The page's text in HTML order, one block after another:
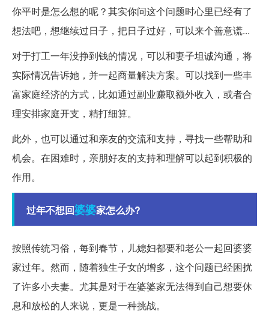
你平时是怎么想的呢？其实你问这个问题时心里已经有了
想法吧，想继续过日子，把日子过好，可以来个善意谎...
对于打工一年没挣到钱的情况，可以和妻子坦诚沟通，将
实际情况告诉她，并一起商量解决方案。可以找到一些丰
富家庭经济的方式，比如通过副业赚取额外收入，或者合
理安排家庭开支，精打细算。
此外，也可以通过和亲友的交流和支持，寻找一些帮助和
机会。在困难时，亲朋好友的支持和理解可以起到积极的
作用。
过年不想回婆婆家怎么办?
按照传统习俗，每到春节，儿媳妇都要和老公一起回婆婆
家过年。然而，随着独生子女的增多，这个问题已经困扰
了许多小夫妻。尤其是对于在婆婆家无法得到自己想要休
息和放松的人来说，更是一种挑战。